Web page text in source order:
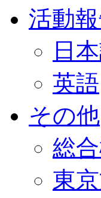
活動
日
英語
その他
総
東